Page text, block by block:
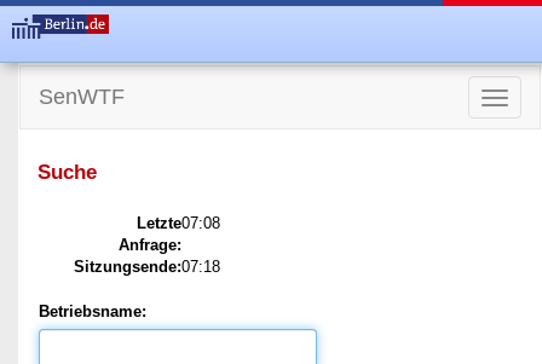
Toggle
SenWTF
Suche
Letzte
Anfrage:
07:08
Sitzungsende:07:18
Betriebsname: